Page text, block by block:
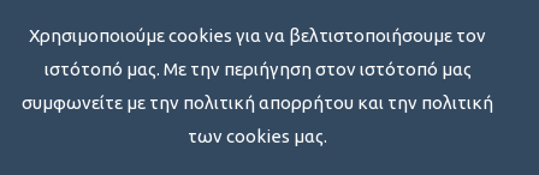
Χρησιμοποιούμε cookies για να βελτιστοποιήσουμε τον
ιστότοπό μας. Με την περιήγηση στον ιστότοπό μας
συμφωνείτε με την πολιτική απορρήτου και την πολιτική
των cookies μας.